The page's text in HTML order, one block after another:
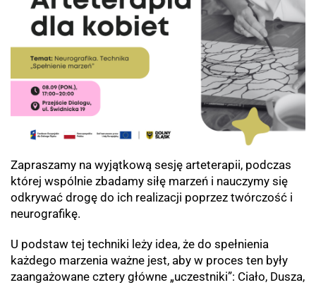
Zapraszamy na wyjątkową sesję arteterapii, podczas
której wspólnie zbadamy siłę marzeń i nauczymy się
odkrywać drogę do ich realizacji poprzez twórczość i
neurografikę.
U podstaw tej techniki leży idea, że do spełnienia
każdego marzenia ważne jest, aby w proces ten były
zaangażowane cztery główne „uczestniki”: Ciało, Dusza,